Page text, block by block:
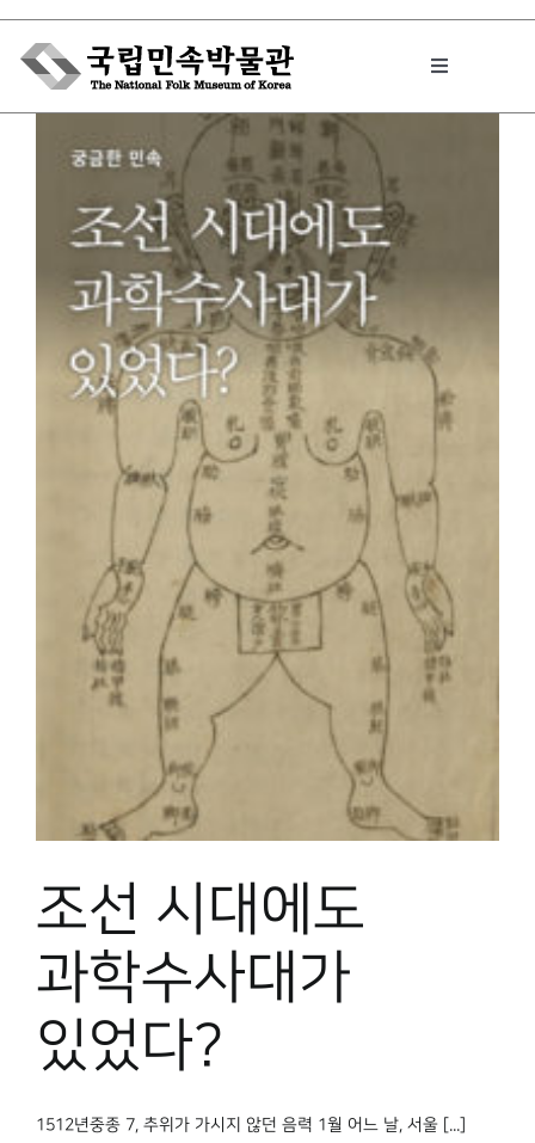
Skip
content
Toggle
박물관에서는
민속 인사이드
박물관 홈페이지
조선 시대에도
과학수사대가
있었다?
1512년중종 7, 추위가 가시지 않던 음력 1월 어느 날, 서울 [...]